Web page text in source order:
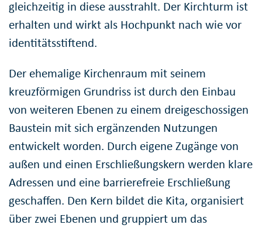
gleichzeitig in diese ausstrahlt. Der Kirchturm ist
erhalten und wirkt als Hochpunkt nach wie vor
identitätsstiftend.
Der ehemalige Kirchenraum mit seinem
kreuzförmigen Grundriss ist durch den Einbau
von weiteren Ebenen zu einem dreigeschossigen
Baustein mit sich ergänzenden Nutzungen
entwickelt worden. Durch eigene Zugänge von
außen und einen Erschließungskern werden klare
Adressen und eine barrierefreie Erschließung
geschaffen. Den Kern bildet die Kita, organisiert
über zwei Ebenen und gruppiert um das